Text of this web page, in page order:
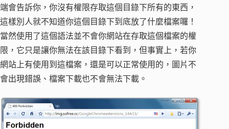
端會告訴你，你沒有權限存取這個目錄下所有的東西，
這樣別人就不知道你這個目錄下到底放了什麼檔案囉！
當然使用了這個語法並不會你網站在存取這個檔案的權
限，它只是讓你無法在該目錄下看到，但事實上，若你
網站上有使用到這檔案，還是可以正常使用的，圖片不
會出現錯誤、檔案下載也不會無法下載。